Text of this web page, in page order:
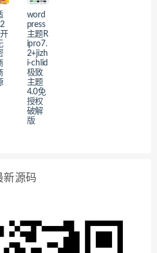
word
press
主题R
ipro7.
2+jizh
i-chlid
极致
主题
4.0免
授权
破解
版
新源码